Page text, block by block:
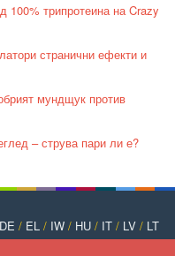
100% трипротеина на Crazy
странични ефекти и
мундщук против
– струва пари ли е?
DE / EL / IW/ HU/ IT/ LV/ LT
SL/ES/SV/TR/UK